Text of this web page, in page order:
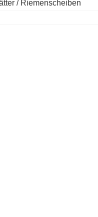
/ Riemenscheiben